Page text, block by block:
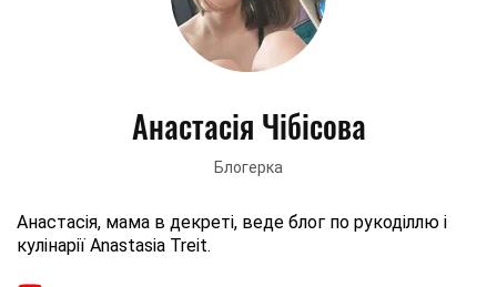
Анастасія Чібісова
Блогерка
Анастасія, мама в декреті, веде блог по рукоділлю і
кулінарії Anastasia Treit.